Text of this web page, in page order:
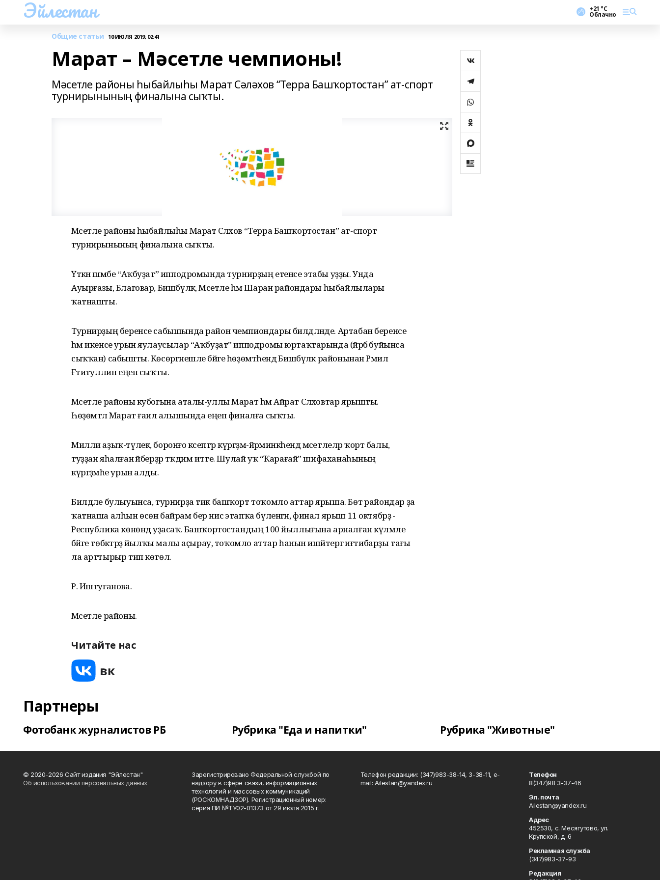
Эйлестан +21 °С
Облачно
Общие статьи 10 ИЮЛЯ 2019, 02:41
Марат – Мәсетле чемпионы!
Мәсетле районы һыбайлыһы Марат Сәләхов “Терра Башҡортостан” ат-спорт
турнирынының финалына сыҡты.
Мәсетле районы һыбайлыһы Марат Сәләхов “Терра Башҡортостан” ат-спорт
турнирынының финалына сыҡты.
Үткән шәмбе “Аҡбуҙат” ипподромында турнирҙың етенсе этабы уҙҙы. Унда
Ауырғазы, Благовар, Бишбүләк, Мәсетле һәм Шаран райондары һыбайлылары
ҡатнашты.
Турнирҙың беренсе сабышында район чемпиондары билдәләнде. Артабан беренсе
һәм икенсе урын яулаусылар “Аҡбуҙат” ипподромы юртаҡтарында (йәрәбә буйынса
сыҡҡан) сабышты. Көсөргәнешле бәйге һөҙөмтәһендә Бишбүләк районынан Рәмил
Ғәтиәтуллин еңеп сыҡты.
Мәсетле районы кубогына аталы-уллы Марат һәм Айрат Сәләховтар ярышты.
Һөҙөмтәлә Марат ғаилә алышында еңеп финалға сыҡты.
Милли аҙыҡ-түлек, боронғо кәсептәр күргәҙмә-йәрминкәһендә мәсетлеләр ҡорт балы,
туҙҙан яһалған әйберҙәр тәҡдим итте. Шулай уҡ “Ҡарағай” шифаханаһының
күргәҙмәһе урын алды.
Билдәле булыуынса, турнирҙа тик башҡорт тоҡомло аттар ярыша. Бөтә райондар ҙа
ҡатнаша алһын өсөн байрам бер нисә этапҡа бүленгән, финал ярыш 11 октябрҙә -
Республика көнөндә уҙасаҡ. Башҡортостандың 100 йыллығына арналған күләмле
бәйге төбәктәрҙә йылҡы малы аҫырау, тоҡомло аттар һанын ишәйтергә иғтибарҙы тағы
ла арттырыр тип көтөлә.
Р. Иштуганова.
Мәсетле районы.
Читайте нас
Партнеры
Фотобанк журналистов РБ Рубрика "Еда и напитки" Рубрика "Животные"
© 2020-2026 Сайт издания "Эйлестан"
Об использовании персональных данных
Зарегистрировано Федеральной службой по
надзору в сфере связи, информационных
технологий и массовых коммуникаций
(РОСКОМНАДЗОР). Регистрационный номер:
серия ПИ №ТУ02-01373 от 29 июля 2015 г.
Телефон редакции: (347)983-38-14, 3-38-11, e-
mail: Ailestan@yandex.ru
Телефон
8(347)98 3-37-46
Эл. почта
Ailestan@yandex.ru
Адрес
452530, с. Месягутово, ул.
Крупской, д. 6
Рекламная служба
(347)983-37-93
Редакция